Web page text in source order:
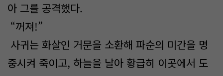
아 그를 공격했다.
“꺼져!”
사귀는 화살인 거문을 소환해 파순의 미간을 명
중시켜 죽이고, 하늘을 날아 황급히 이곳에서 도